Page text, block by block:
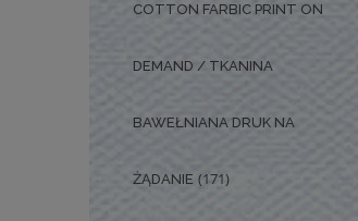
COTTON FARBIC PRINT ON
DEMAND / TKANINA
BAWEŁNIANA DRUK NA
ŻĄDANIE (171)